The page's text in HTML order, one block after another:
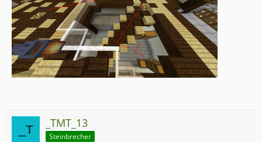
_TMT_13
Steinbrecher